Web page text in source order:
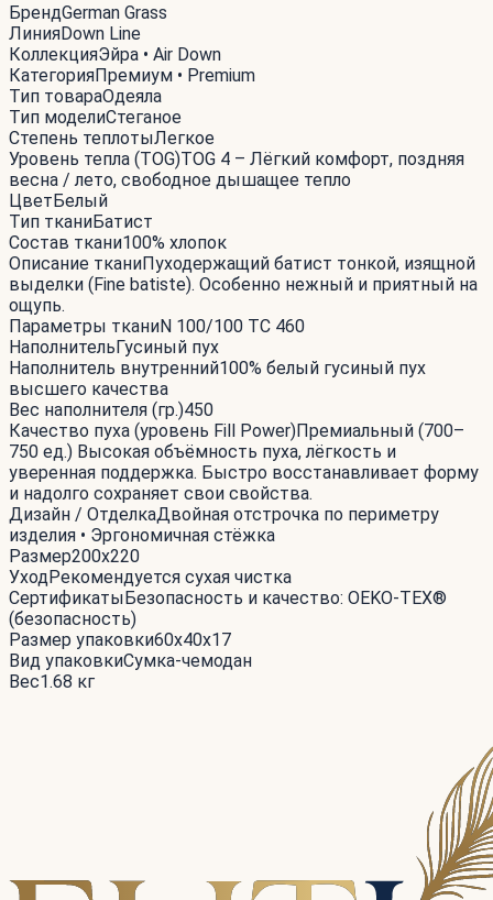
БрендGerman Grass
ЛинияDown Line
КоллекцияЭйра • Air Down
КатегорияПремиум • Premium
Тип товараОдеяла
Тип моделиСтеганое
Степень теплотыЛегкое
Уровень тепла (TOG)TOG 4 – Лёгкий комфорт, поздняя
весна / лето, свободное дышащее тепло
ЦветБелый
Тип тканиБатист
Состав ткани100% хлопок
Описание тканиПуходержащий батист тонкой, изящной
выделки (Fine batiste). Особенно нежный и приятный на
ощупь.
Параметры тканиN 100/100 TC 460
НаполнительГусиный пух
Наполнитель внутренний100% белый гусиный пух
высшего качества
Вес наполнителя (гр.)450
Качество пуха (уровень Fill Power)Премиальный (700–
750 ед.) Высокая объёмность пуха, лёгкость и
уверенная поддержка. Быстро восстанавливает форму
и надолго сохраняет свои свойства.
Дизайн / ОтделкаДвойная отстрочка по периметру
изделия • Эргономичная стёжка
Размер200x220
УходРекомендуется сухая чистка
СертификатыБезопасность и качество: OEKO-TEX®
(безопасность)
Размер упаковки60x40x17
Вид упаковкиСумка-чемодан
Вес1.68 кг